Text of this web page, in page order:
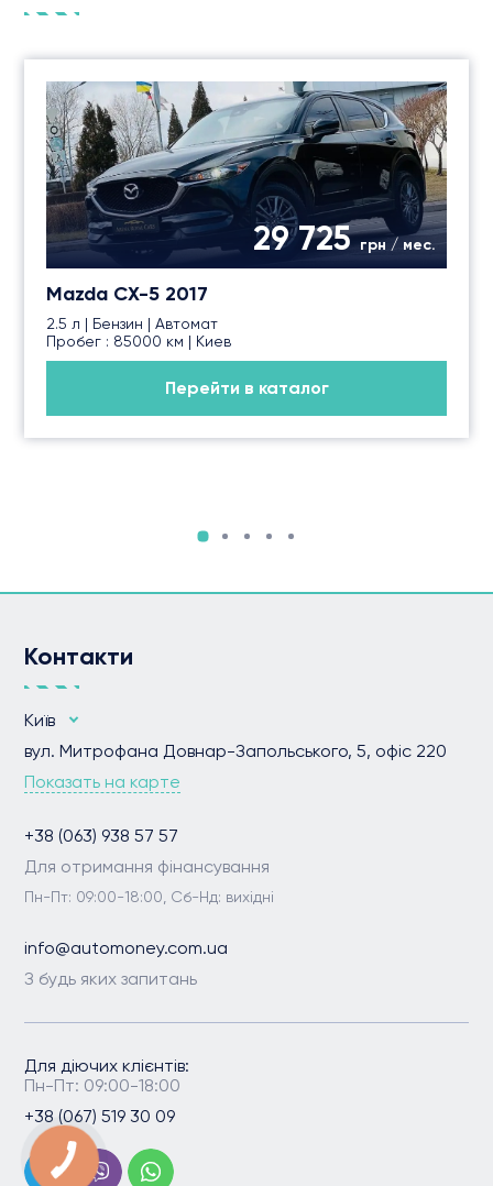
29 725грн / мес.
Mazda CX-5 2017
2.5 л | Бензин | Автомат
Пробег : 85000 км | Киев
Перейти в каталог
Контакти
Київ
вул. Митрофана Довнар-Запольського, 5, офіс 220
Показать на карте
+38 (063) 938 57 57
Для отримання фінансування
Пн-Пт: 09:00-18:00, Сб-Нд: вихідні
info@automoney.com.ua
З будь яких запитань
Для діючих клієнтів:
Пн-Пт: 09:00-18:00
+38 (067) 519 30 09